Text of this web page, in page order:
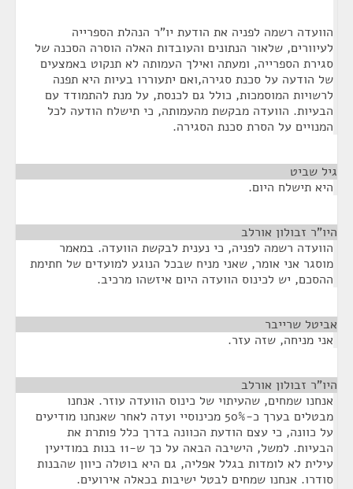
הוועדה רשמה לפניה את הודעת יו"ר הנהלת הספרייה
לעיוורים, שלאור הנתונים והעובדות האלה הוסרה הסכנה של
סגירת הספרייה, ומעתה ואילך העמותה לא תנקוט באמצעים
של הודעה על סכנת סגירה,ואם יתעוררו בעיות היא תפנה
לרשויות המוסמכות, כולל גם לכנסת, על מנת להתמודד עם
הבעיות. הוועדה מבקשת מהעמותה, כי תישלח הודעה לכל
המנויים על הסרת סכנת הסגירה.
גיל שביט
היא תישלח היום.
היו"ר זבולון אורלב
הוועדה רשמה לפניה, כי נענית לבקשת הוועדה. במאמר
מוסגר אני אומר, שאני מניח שבכל הנוגע למועדים של חתימת
ההסכם, יש לכינוס הוועדה היום איזשהו מרכיב.
אביטל שרייבר
אני מניחה, שזה עזר.
היו"ר זבולון אורלב
אנחנו שמחים, שהעיתוי של כינוס הוועדה עוזר. אנחנו
מבטלים בערך כ-50% מכינוסיי ועדה לאחר שאנחנו מודיעים
על כוונה, כי עצם הודעת הכוונה בדרך כלל פותרת את
הבעיות. למשל, הישיבה הבאה על כך ש-11 בנות במודיעין
עילית לא לומדות בגלל אפליה, גם היא בוטלה כיוון שהבנות
סודרו. אנחנו שמחים לבטל ישיבות בכאלה אירועים.